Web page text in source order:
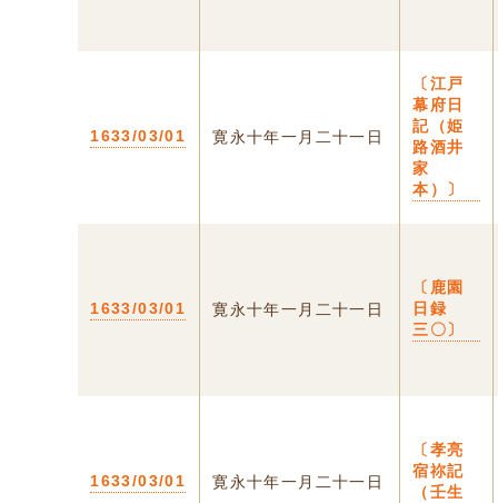
1633/03/01 寛永十年一月二十一日
〔江戸
幕府日
記（姫
路酒井
家
本）〕
1633/03/01 寛永十年一月二十一日
〔鹿園
日録
三〇〕
1633/03/01 寛永十年一月二十一日
〔孝亮
宿祢記
（壬生